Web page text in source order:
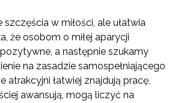
w miłości, ale ułatwia
że osobom o miłej aparycji
a następnie szukamy
na zasadzie samospełniającego
atrakcyjni łatwiej znajdują pracę,
awansują, mogą liczyć na